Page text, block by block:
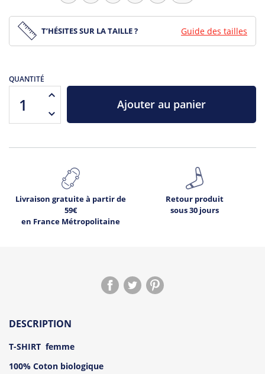
T’HÉSITES SUR LA TAILLE ? Guide des tailles
QUANTITÉ
Ajouter au panier
Livraison gratuite à partir de
59€
en France Métropolitaine
Retour produit
sous 30 jours
DESCRIPTION
T-SHIRT femme
100% Coton biologique